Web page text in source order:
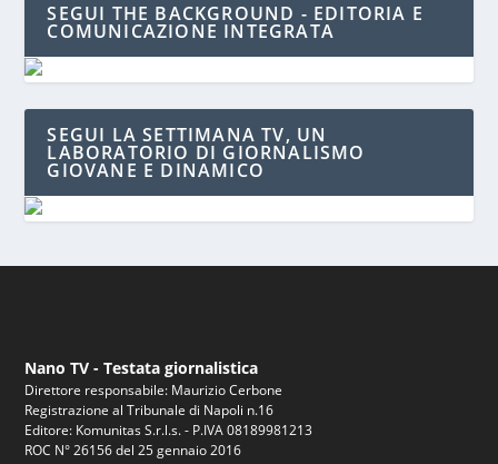
SEGUI THE BACKGROUND - EDITORIA E
COMUNICAZIONE INTEGRATA
SEGUI LA SETTIMANA TV, UN
LABORATORIO DI GIORNALISMO
GIOVANE E DINAMICO
Nano TV - Testata giornalistica
Direttore responsabile: Maurizio Cerbone
Registrazione al Tribunale di Napoli n.16
Editore: Komunitas S.r.l.s. - P.IVA 08189981213
ROC N° 26156 del 25 gennaio 2016